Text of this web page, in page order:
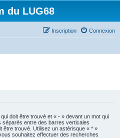
du LUG68
Connexion
Inscription
doit être trouvé et « - » devant un mot qui
séparés entre des barres verticales
être trouvé. Utilisez un astérisque « * »
souhaitez effectuer des recherches